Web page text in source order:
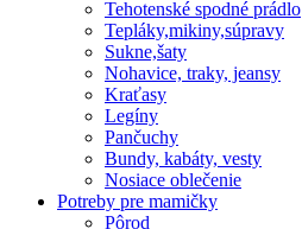
Tehotenské spodné prádlo
Tepláky,mikiny,súpravy
Sukne,šaty
Nohavice, traky, jeansy
Kraťasy
Legíny
Pančuchy
Bundy, kabáty, vesty
Nosiace oblečenie
Potreby pre mamičky
Pôrod